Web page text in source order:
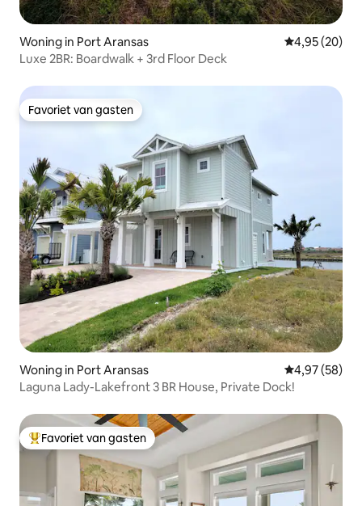
Woning in Port Aransas Gemiddelde
4,95 (20)
Luxe 2BR: Boardwalk + 3rd Floor Deck
Favoriet van gasten
Favoriet van gasten
Woning in Port Aransas Gemiddelde
4,97 (58)
Laguna Lady-Lakefront 3 BR House, Private Dock!
Topfavoriet van gasten
Favoriet van gasten